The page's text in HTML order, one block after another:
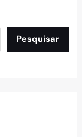
Pesquisar